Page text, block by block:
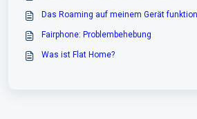
Das Roaming auf meinem Gerät
Fairphone: Problembehebung
Was ist Flat Home?